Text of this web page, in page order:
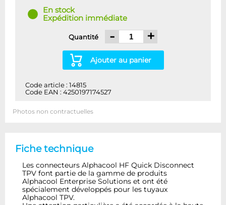
En stock
Expédition immédiate
Quantité - +
Ajouter au panier
Code article : 14815
Code EAN : 4250197174527
Photos non contractuelles
Fiche technique
Les connecteurs Alphacool HF Quick Disconnect
TPV font partie de la gamme de produits
Alphacool Enterprise Solutions et ont été
spécialement développés pour les tuyaux
Alphacool TPV.